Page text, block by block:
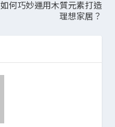
如何巧妙運用木質元素打造
理想家居？